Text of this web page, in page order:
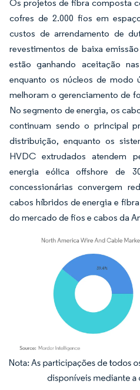
Os projetos de fibra composta
cofres de 2.000 fios em
custos de arrendamento de
revestimentos de baixa
estão ganhando aceitação
enquanto os núcleos de modo
melhoram o gerenciamento de
No segmento de energia, os
continuam sendo o principal
distribuição, enquanto os
HVDC extrudados atendem
energia eólica offshore de
concessionárias convergem
cabos híbridos de energia e
do mercado de fios e cabos da
Imagem © Mordor Intelligence. O reuso